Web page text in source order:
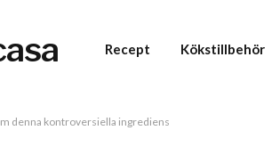
Recept Kökstillbehör
denna kontroversiella ingrediens